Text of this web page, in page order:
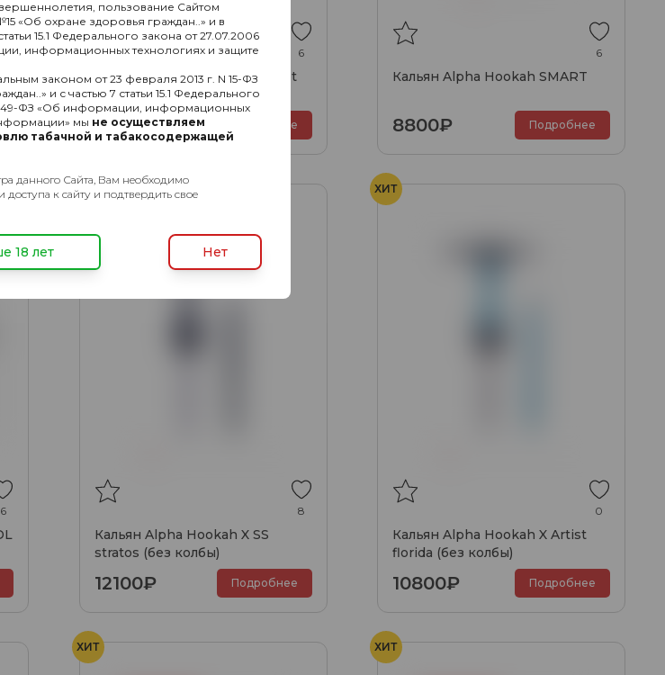
2 6
Кальян Alpha Hookah Beat Set
(без колбы)
8700₽ Подробнее
6
Кальян Alpha Hookah SMART
8800₽ Подробнее
6
ХИТ
8
Кальян Alpha Hookah X SS
stratos (без колбы)
12100₽ Подробнее
ХИТ
0
Кальян Alpha Hookah X Artist
florida (без колбы)
10800₽ Подробнее
ХИТ ХИТ
пользование Сайтом
«Об охране здоровья граждан..» и в
15.1 Федерального закона от 27.07.2006
информационных технологиях и защите
законом от 23 февраля 2013 г. N 15-ФЗ
и с частью 7 статьи 15.1 Федерального
149-ФЗ «Об информации, информационных
мы не осуществляем
табачной и табакосодержащей
данного Сайта, Вам необходимо
к сайту и подтвердить свое
18 лет Нет